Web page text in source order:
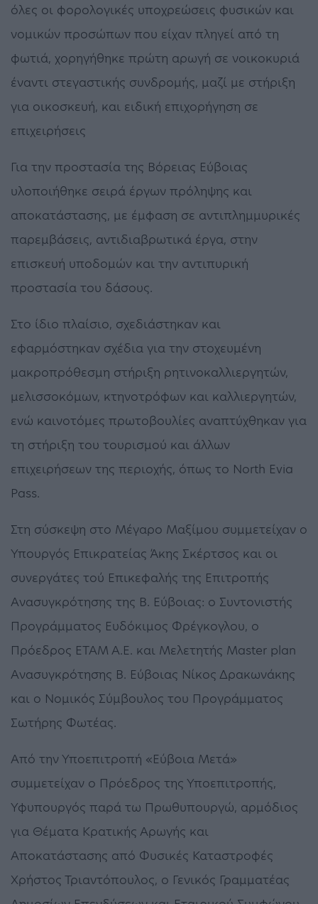
όλες οι φορολογικές υποχρεώσεις φυσικών και
νομικών προσώπων που είχαν πληγεί από τη
φωτιά, χορηγήθηκε πρώτη αρωγή σε νοικοκυριά
έναντι στεγαστικής συνδρομής, μαζί με στήριξη
για οικοσκευή, και ειδική επιχορήγηση σε
επιχειρήσεις
Για την προστασία της Βόρειας Εύβοιας
υλοποιήθηκε σειρά έργων πρόληψης και
αποκατάστασης, με έμφαση σε αντιπλημμυρικές
παρεμβάσεις, αντιδιαβρωτικά έργα, στην
επισκευή υποδομών και την αντιπυρική
προστασία του δάσους.
Στο ίδιο πλαίσιο, σχεδιάστηκαν και
εφαρμόστηκαν σχέδια για την στοχευμένη
μακροπρόθεσμη στήριξη ρητινοκαλλιεργητών,
μελισσοκόμων, κτηνοτρόφων και καλλιεργητών,
ενώ καινοτόμες πρωτοβουλίες αναπτύχθηκαν για
τη στήριξη του τουρισμού και άλλων
επιχειρήσεων της περιοχής, όπως το North Evia
Pass.
Στη σύσκεψη στο Μέγαρο Μαξίμου συμμετείχαν ο
Υπουργός Επικρατείας Άκης Σκέρτσος και οι
συνεργάτες τού Επικεφαλής της Επιτροπής
Ανασυγκρότησης της Β. Εύβοιας: ο Συντονιστής
Προγράμματος Ευδόκιμος Φρέγκογλου, ο
Πρόεδρος ΕΤΑΜ Α.Ε. και Μελετητής Master plan
Ανασυγκρότησης Β. Εύβοιας Νίκος Δρακωνάκης
και ο Νομικός Σύμβουλος του Προγράμματος
Σωτήρης Φωτέας.
Από την Υποεπιτροπή «Εύβοια Μετά»
συμμετείχαν ο Πρόεδρος της Υποεπιτροπής,
Υφυπουργός παρά τω Πρωθυπουργώ, αρμόδιος
για Θέματα Κρατικής Αρωγής και
Αποκατάστασης από Φυσικές Καταστροφές
Χρήστος Τριαντόπουλος, ο Γενικός Γραμματέας